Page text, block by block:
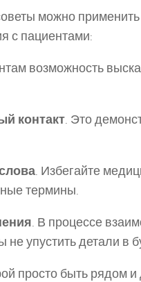
можно
с пациентами:
возможность
контакт. Это
. Избегайте
термины.
. В процессе
упустить детали в
просто быть рядом